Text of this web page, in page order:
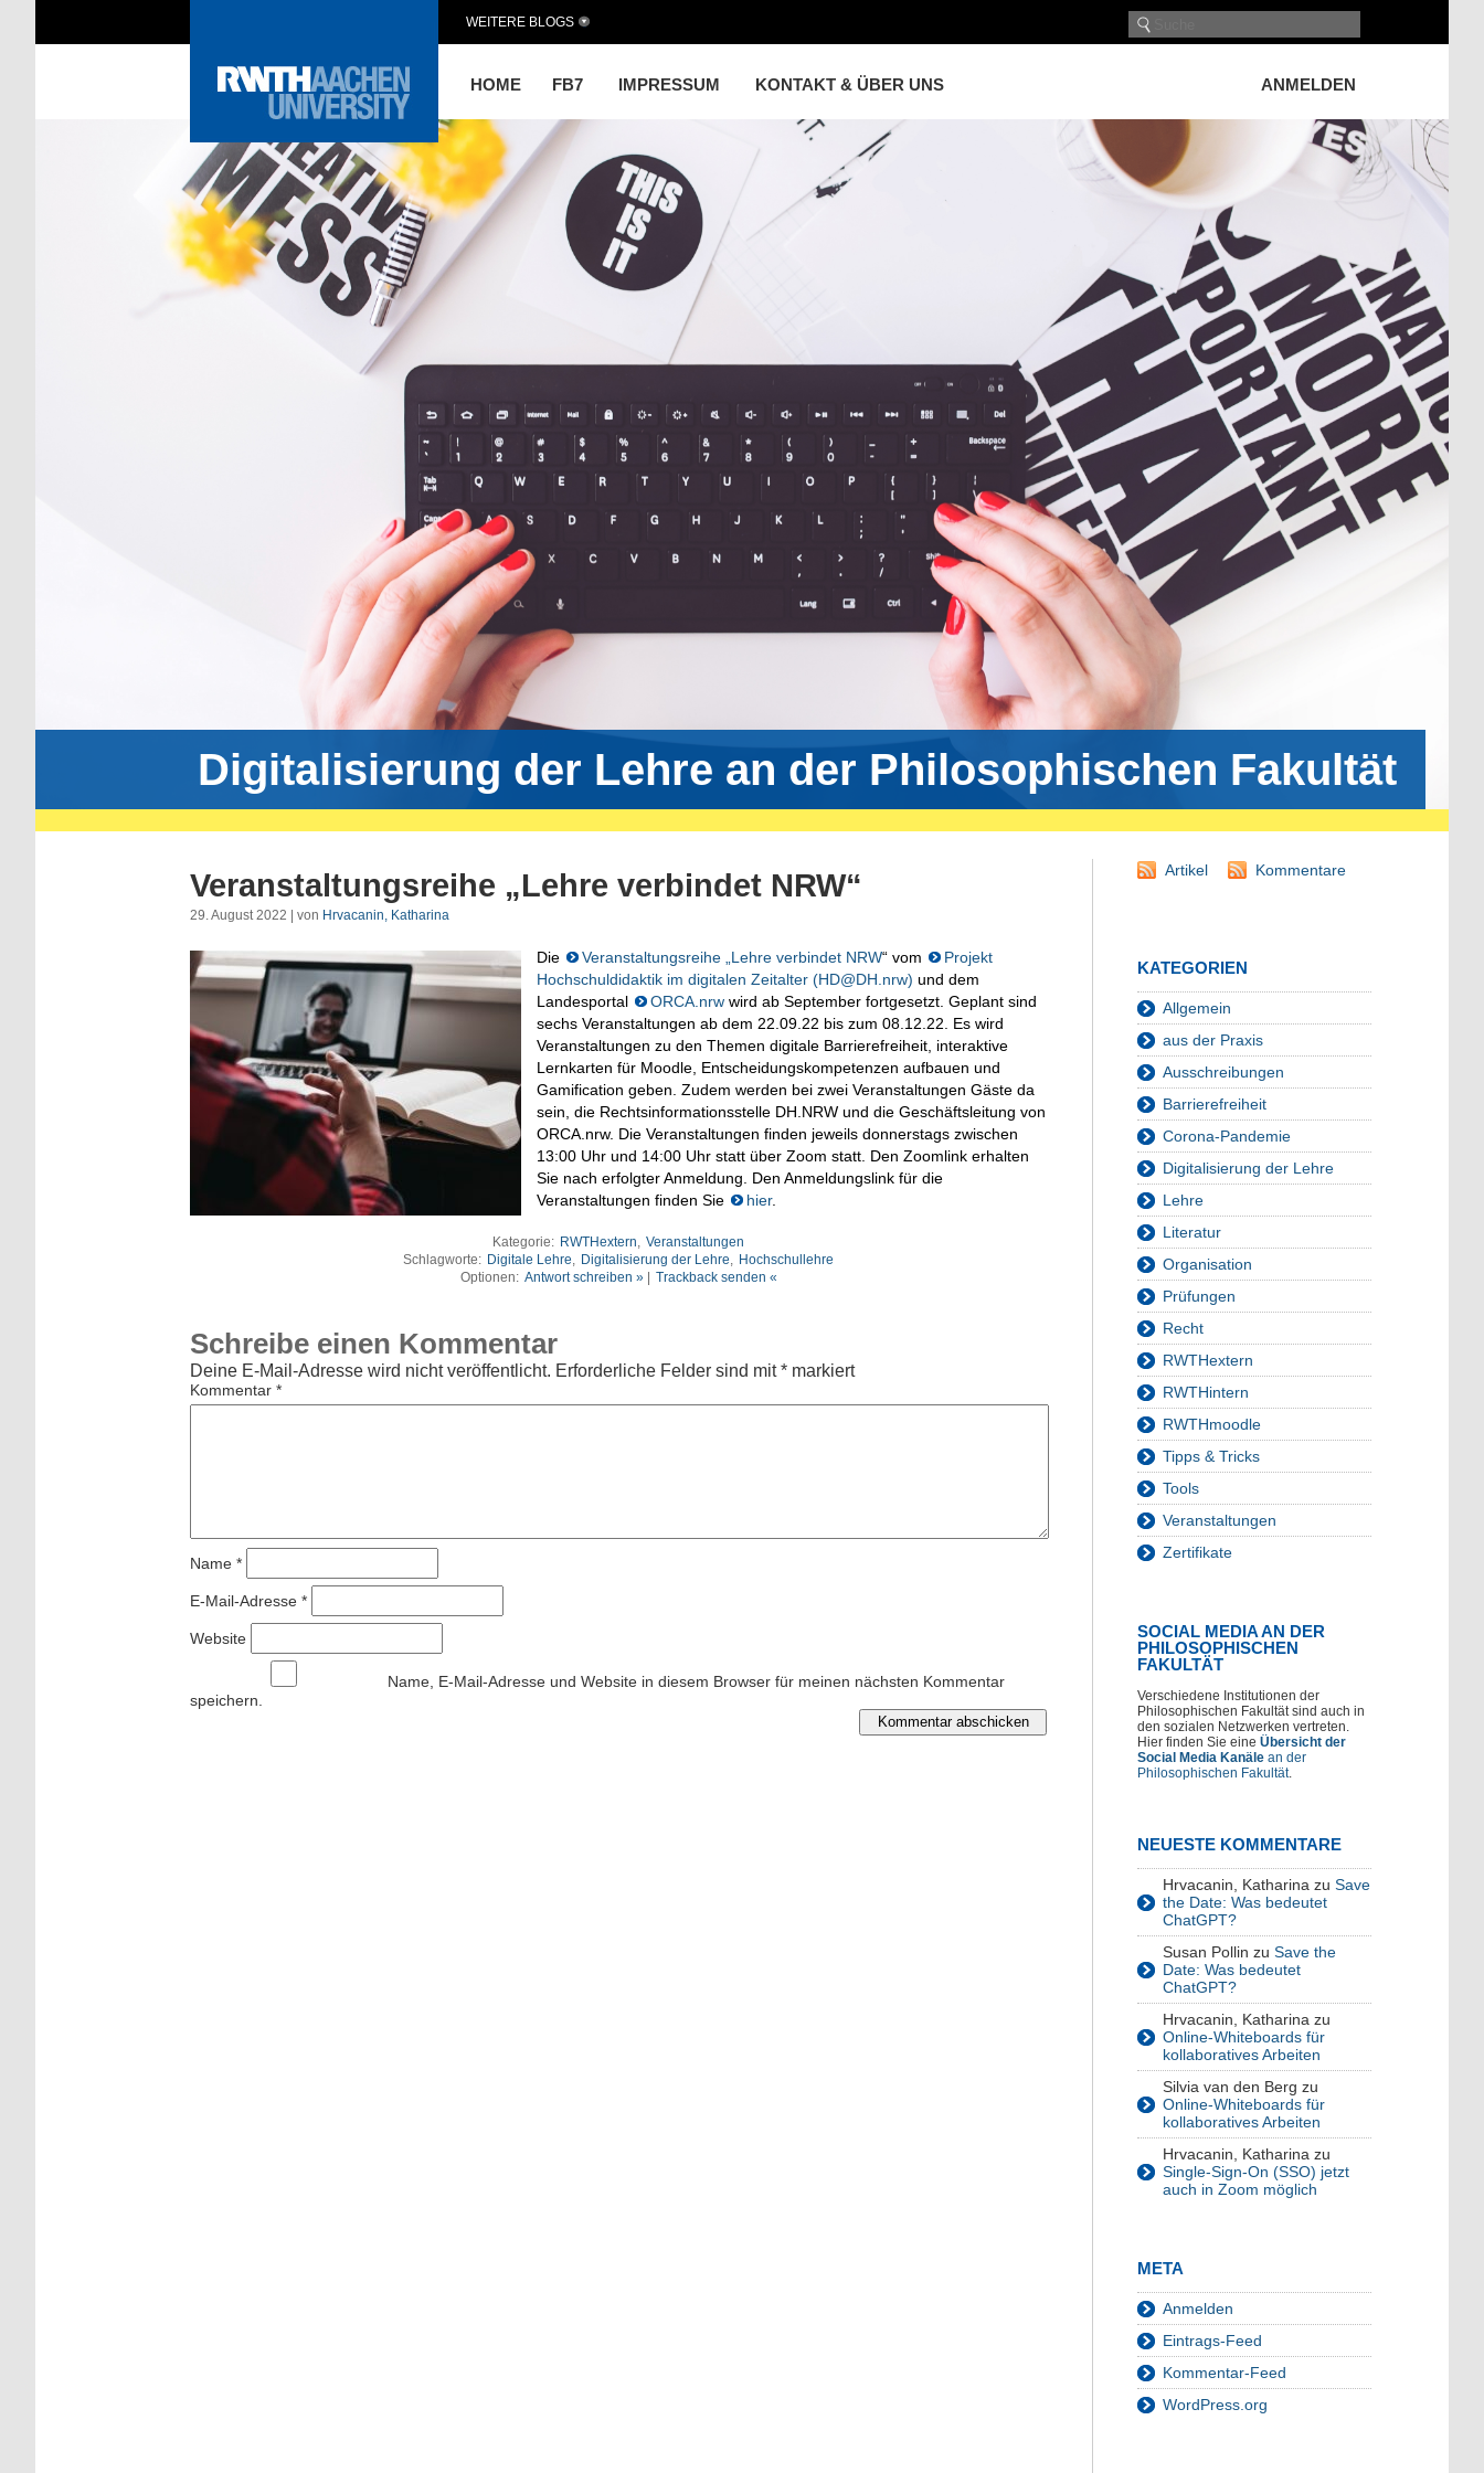
HOME FB7 IMPRESSUM KONTAKT & ÜBER UNS ANMELDEN
WEITERE BLOGS
Digitalisierung der Lehre an der Philosophischen Fakultät
Veranstaltungsreihe „Lehre verbindet NRW“
29. August 2022 | von Hrvacanin, Katharina
Die Veranstaltungsreihe „Lehre verbindet NRW“ vom
Projekt
Hochschuldidaktik im digitalen Zeitalter (HD@DH.nrw) und dem
Landesportal
ORCA.nrw wird ab September fortgesetzt. Geplant sind
sechs Veranstaltungen ab dem 22.09.22 bis zum 08.12.22. Es wird
Veranstaltungen zu den Themen digitale Barrierefreiheit, interaktive
Lernkarten für Moodle, Entscheidungskompetenzen aufbauen und
Gamification geben. Zudem werden bei zwei Veranstaltungen Gäste da
sein, die Rechtsinformationsstelle DH.NRW und die Geschäftsleitung von
ORCA.nrw. Die Veranstaltungen finden jeweils donnerstags zwischen
13:00 Uhr und 14:00 Uhr statt über Zoom statt. Den Zoomlink erhalten
Sie nach erfolgter Anmeldung. Den Anmeldungslink für die
Veranstaltungen finden Sie
hier.
Kategorie: RWTHextern
Veranstaltungen
Schlagworte: Digitale Lehre Digitalisierung der Lehre
Hochschullehre
Optionen: Antwort schreiben »| Trackback senden «
Schreibe einen Kommentar
Deine E-Mail-Adresse wird nicht veröffentlicht. Erforderliche Felder sind mit* markiert
Kommentar *
Name *
E-Mail-Adresse *
Website
Name, E-Mail-Adresse und Website in diesem Browser für meinen nächsten Kommentar
speichern.
Artikel Kommentare
KATEGORIEN
Allgemein
aus der Praxis
Ausschreibungen
Barrierefreiheit
Corona-Pandemie
Digitalisierung der Lehre
Lehre
Literatur
Organisation
Prüfungen
Recht
RWTHextern
RWTHintern
RWTHmoodle
Tipps & Tricks
Tools
Veranstaltungen
Zertifikate
SOCIAL MEDIA AN DER
PHILOSOPHISCHEN
FAKULTÄT
Verschiedene Institutionen der
Philosophischen Fakultät sind auch in
den sozialen Netzwerken vertreten.
Hier finden Sie eine Übersicht der
Social Media Kanäle an der
Philosophischen Fakultät.
NEUESTE KOMMENTARE
Hrvacanin, Katharina zu Save
the Date: Was bedeutet
ChatGPT?
Susan Pollin zu Save the
Date: Was bedeutet
ChatGPT?
Hrvacanin, Katharina zu
Online-Whiteboards für
kollaboratives Arbeiten
Silvia van den Berg zu
Online-Whiteboards für
kollaboratives Arbeiten
Hrvacanin, Katharina zu
Single-Sign-On (SSO) jetzt
auch in Zoom möglich
META
Anmelden
Eintrags-Feed
Kommentar-Feed
WordPress.org